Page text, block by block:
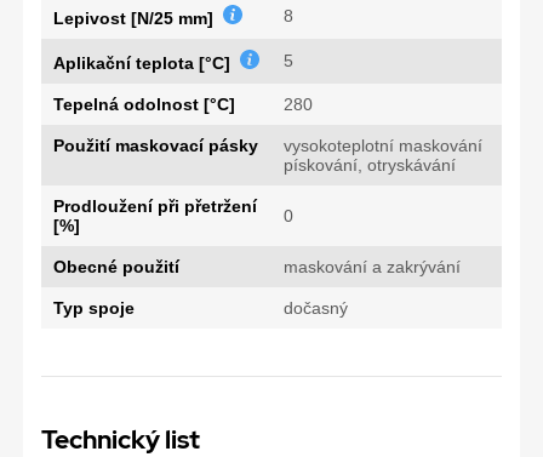
Lepivost [N/25 mm] 8
Aplikační teplota [°C] 5
Tepelná odolnost [°C] 280
Použití maskovací pásky
vysokoteplotní maskování
pískování, otryskávání
Prodloužení při přetržení
[%]
0
Obecné použití maskování a zakrývání
Typ spoje dočasný
Technický list